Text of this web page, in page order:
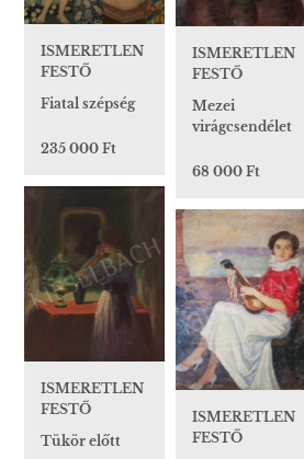
ISMERETLEN
FESTŐ
Mezei
virágcsendélet
68 000 Ft
ISMERETLEN
FESTŐ
Fiatal szépség
235 000 Ft
ISMERETLEN
FESTŐ
Tükör előtt
ISMERETLEN
FESTŐ